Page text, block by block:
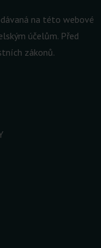
na této webové
účelům. Před
zákonů.